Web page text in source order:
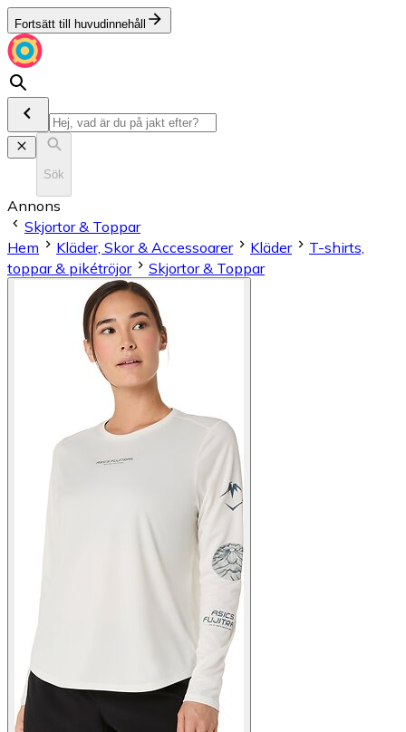
Fortsätt till huvudinnehåll
Sök
Annons
Skjortor & Toppar
Hem
Kläder, Skor & Accessoarer Kläder
T-shirts,
toppar & pikétröjor
Skjortor & Toppar